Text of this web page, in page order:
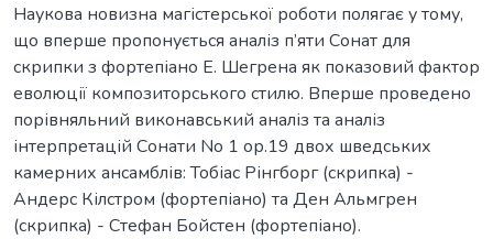
Наукова новизна магістерської роботи полягає у тому,
що вперше пропонується аналіз п’яти Сонат для
скрипки з фортепіано Е. Шегрена як показовий фактор
еволюції композиторського стилю. Вперше проведено
порівняльний виконавський аналіз та аналіз
інтерпретацій Сонати No 1 ор.19 двох шведських
камерних ансамблів: Toбіас Рінгборг (скрипка) -
Андерс Кілстром (фортепіано) та Ден Альмгрен
(скрипка) - Стефан Бойстен (фортепіано).